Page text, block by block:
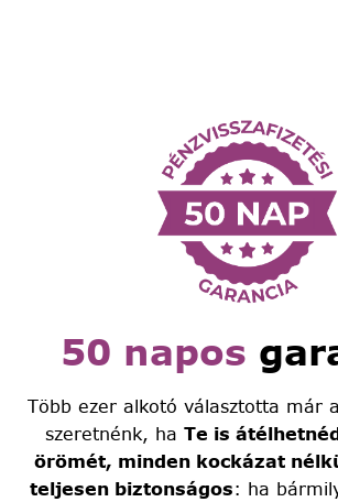
50 napos
Több ezer alkotó választotta már
szeretnénk, ha Te is
örömét, minden kockázat
teljesen biztonságos: ha